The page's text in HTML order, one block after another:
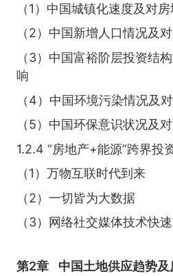
（1）中国城镇化速度及对
（2）中国新增人口情况及
（3）中国富裕阶层投资结
响
（4）中国环境污染情况及
（5）中国环保意识状况及
1.2.4 “房地产+能源”跨界投
（1）万物互联时代到来
（2）一切皆为大数据
（3）网络社交媒体技术快
第2章
中国土地供应趋势